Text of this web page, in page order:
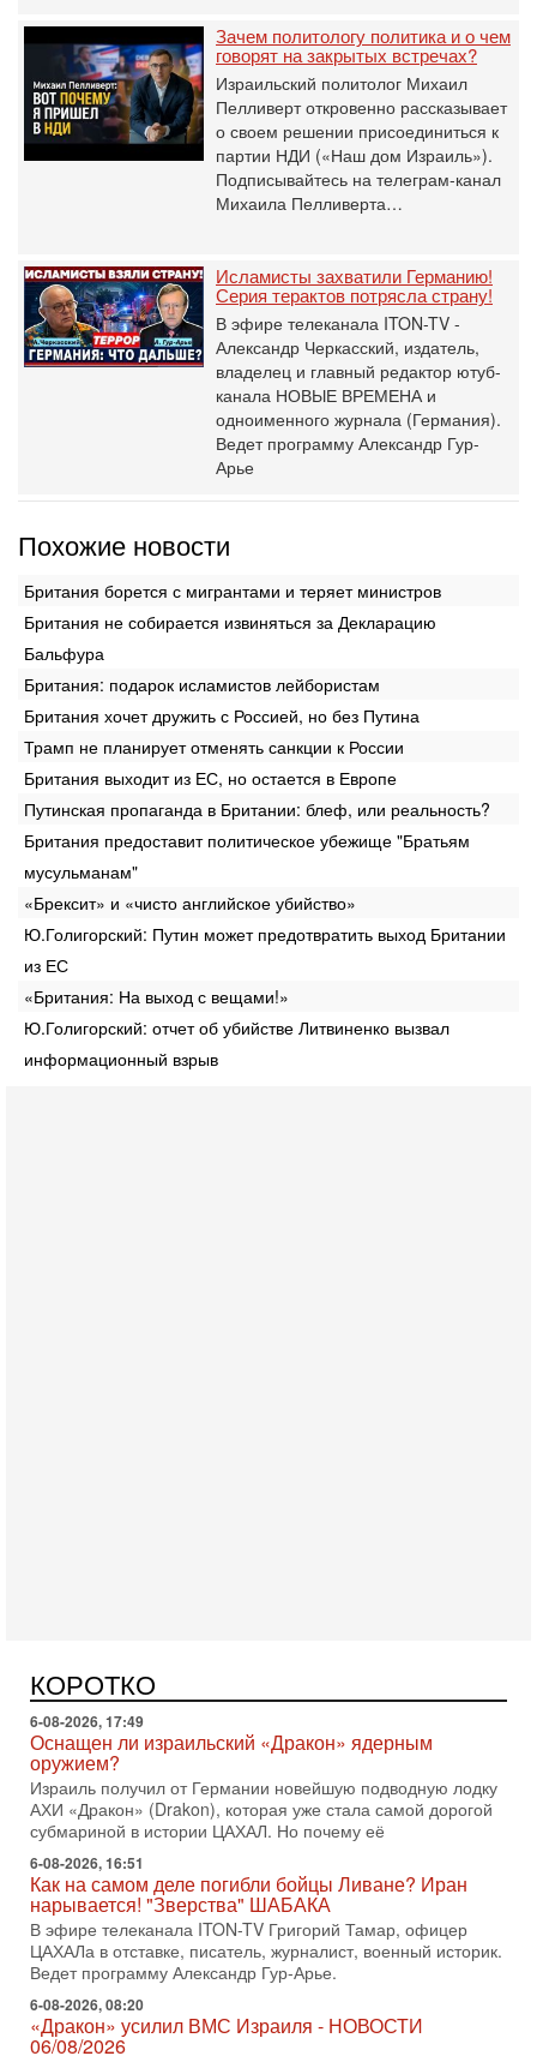
Зачем политологу политика и о чем
говорят на закрытых встречах?
Израильский политолог Михаил
Пелливерт откровенно рассказывает
о своем решении присоединиться к
партии НДИ («Наш дом Израиль»).
Подписывайтесь на телеграм-канал
Михаила Пелливерта…
Исламисты захватили Германию!
Серия терактов потрясла страну!
В эфире телеканала ITON-TV -
Александр Черкасский, издатель,
владелец и главный редактор ютуб-
канала НОВЫЕ ВРЕМЕНА и
одноименного журнала (Германия).
Ведет программу Александр Гур-
Арье
Похожие новости
Британия борется с мигрантами и теряет министров
Британия не собирается извиняться за Декларацию
Бальфура
Британия: подарок исламистов лейбористам
Британия хочет дружить с Россией, но без Путина
Трамп не планирует отменять санкции к России
Британия выходит из ЕС, но остается в Европе
Путинская пропаганда в Британии: блеф, или реальность?
Британия предоставит политическое убежище "Братьям
мусульманам"
«Брексит» и «чисто английское убийство»
Ю.Голигорский: Путин может предотвратить выход Британии
из ЕС
«Британия: На выход с вещами!»
Ю.Голигорский: отчет об убийстве Литвиненко вызвал
информационный взрыв
КОРОТКО
политическим раскладом сил, если арабский список
6-08-2026, 17:49
Оснащен ли израильский «Дракон» ядерным
оружием?
Израиль получил от Германии новейшую подводную лодку
АХИ «Дракон» (Drakon), которая уже стала самой дорогой
субмариной в истории ЦАХАЛ. Но почему её
6-08-2026, 16:51
Как на самом деле погибли бойцы Ливане? Иран
нарывается! "Зверства" ШАБАКА
В эфире телеканала ITON-TV Григорий Тамар, офицер
ЦАХАЛа в отставке, писатель, журналист, военный историк.
Ведет программу Александр Гур-Арье.
6-08-2026, 08:20
«Дракон» усилил ВМС Израиля - НОВОСТИ
06/08/2026